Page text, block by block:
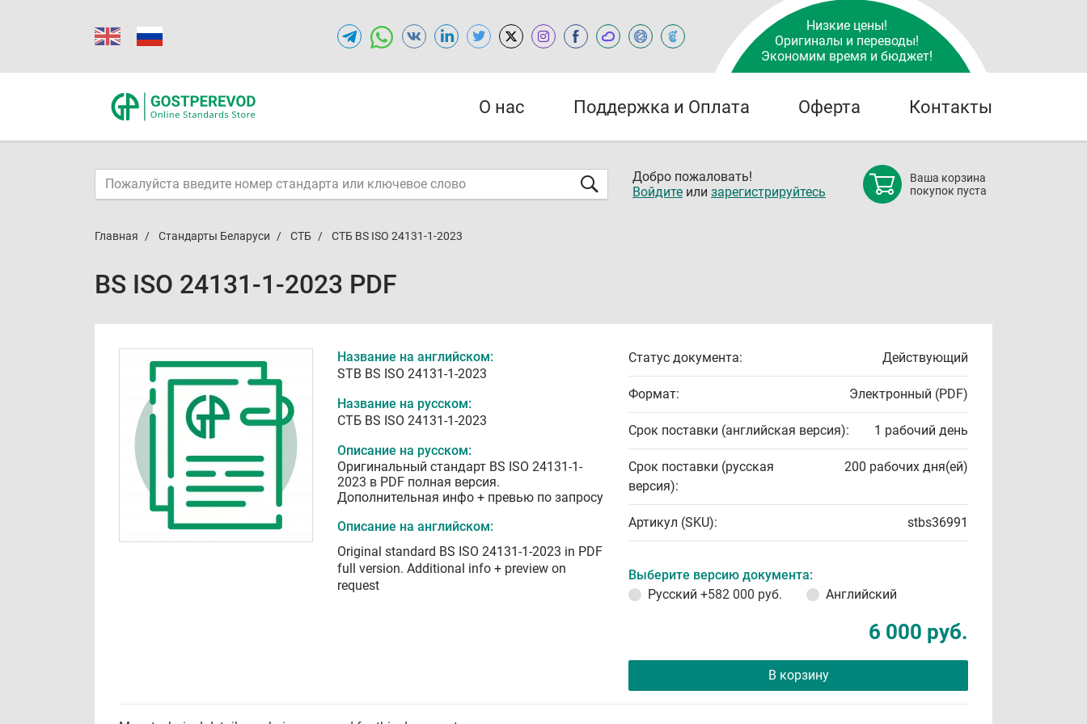
Низкие цены!
Оригиналы и переводы!
Экономим время и бюджет!
О нас Поддержка и Оплата Оферта Контакты
Добро пожаловать!
Войдите или зарегистрируйтесь
Ваша корзина
покупок пуста
Главная Стандарты Беларуси СТБ СТБ BS ISO 24131-1-2023
BS ISO 24131-1-2023 PDF
Название на английском:
STB BS ISO 24131-1-2023
Название на русском:
СТБ BS ISO 24131-1-2023
Описание на русском:
Оригинальный стандарт BS ISO 24131-1-
2023 в PDF полная версия.
Дополнительная инфо + превью по запросу
Описание на английском:
Original standard BS ISO 24131-1-2023 in PDF
full version. Additional info + preview on
request
Статус документа: Действующий
Формат: Электронный (PDF)
Срок поставки (английская версия): 1 рабочий день
Срок поставки (русская
версия):
200 рабочих дня(ей)
Артикул (SKU): stbs36991
Выберите версию документа:
Русский +582 000 руб. Английский
6 000 руб.
В корзину